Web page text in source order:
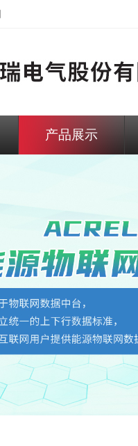
产品展示